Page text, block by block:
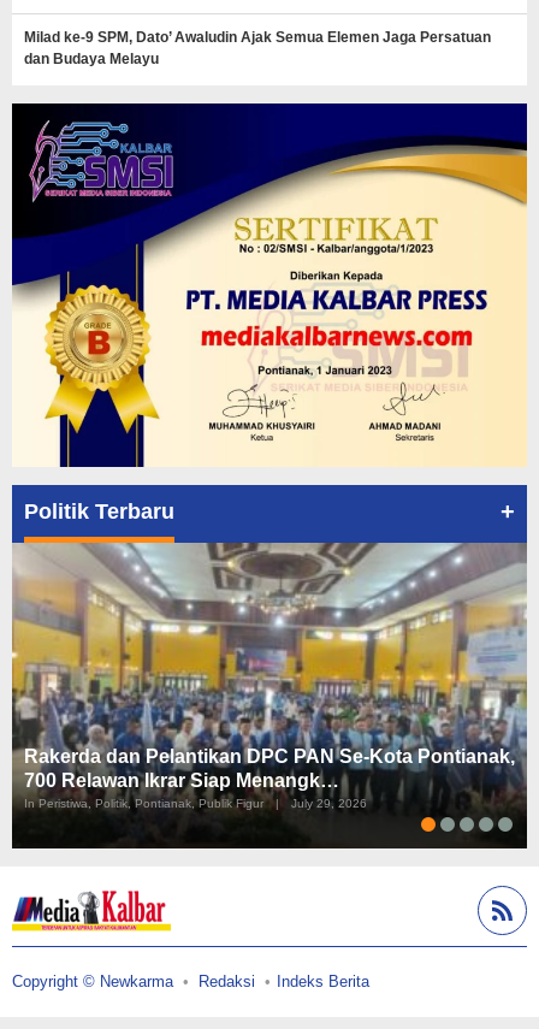
Milad ke-9 SPM, Dato’ Awaludin Ajak Semua Elemen Jaga Persatuan
dan Budaya Melayu
Politik Terbaru +
Rakerda dan Pelantikan DPC PAN Se-Kota Pontianak,
700 Relawan Ikrar Siap Menangk…
In Peristiwa, Politik, Pontianak, Publik Figur | July 29, 2026
Copyright © Newkarma Redaksi Indeks Berita